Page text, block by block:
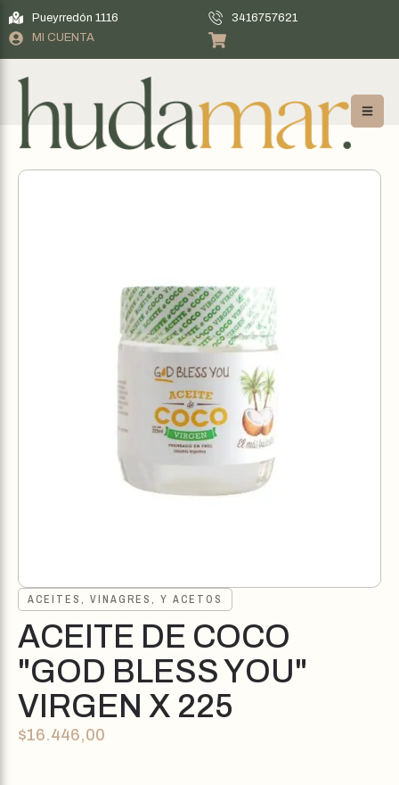
Pueyrredón 1116
3416757621
MI CUENTA
ACEITES, VINAGRES, Y ACETOS
ACEITE DE COCO
"GOD BLESS YOU"
VIRGEN X 225
$16.446,00